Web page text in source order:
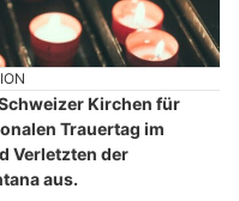
Kirchen für
Trauertag im
Verletzten der
aus.